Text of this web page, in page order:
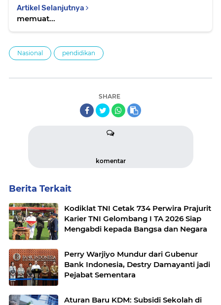
Artikel Selanjutnya
memuat...
Nasional pendidikan
SHARE
komentar
Berita Terkait
Kodiklat TNI Cetak 734 Perwira Prajurit
Karier TNI Gelombang I TA 2026 Siap
Mengabdi kepada Bangsa dan Negara
Perry Warjiyo Mundur dari Gubenur
Bank Indonesia, Destry Damayanti jadi
Pejabat Sementara
Aturan Baru KDM: Subsidi Sekolah di